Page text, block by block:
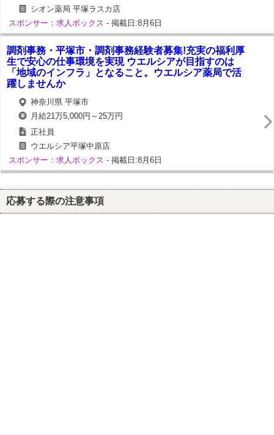
シオン薬局 平塚ラスカ店
スポンサー：求人ボックス - 掲載日:8月6日
調剤事務・平塚市・調剤事務経験者募集!充実の福利厚
生で安心の仕事環境を実現 ウエルシアが目指すのは
「地域のインフラ」となること。ウエルシア薬局で活
躍しませんか
神奈川県 平塚市
月給21万5,000円～25万円
正社員
ウエルシア平塚中原店
スポンサー：求人ボックス - 掲載日:8月6日
応募する際の注意事項